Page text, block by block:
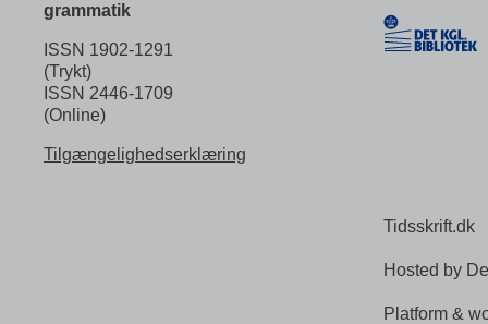
grammatik
ISSN 1902-1291
(Trykt)
ISSN 2446-1709
(Online)
Tilgængelighedserklæring